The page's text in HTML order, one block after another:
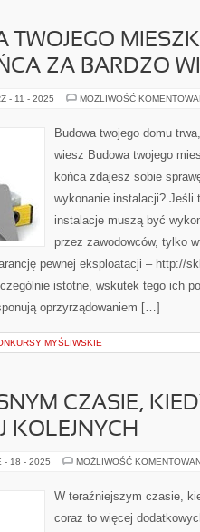
TWOJEGO
ZA BARDZO
- 11 - 2025 MOŻLIWOŚĆ
Budowa twojego domu
wiesz Budowa twojego
końca zdajesz sobie
wykonanie instalacji? Jeśli
instalacje muszą być
przez zawodowców, tylko
pewnej eksploatacji – http://
istotne, wskutek tego ich
oprzyrządowaniem […]
MYŚLIWSKIE
CZASIE,
KOLEJNYCH
- 18 - 2025 MOŻLIWOŚĆ
W teraźniejszym czasie,
coraz to więcej